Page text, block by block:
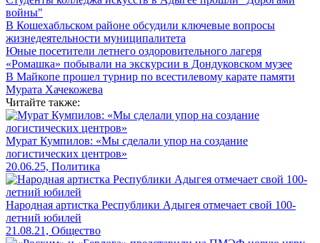
войны"
В Кошехабльском районе обсудили ключевые вопросы
жизнедеятельности муниципалитета
Юные посетители летнего оздоровительного лагеря
«Ромашка» побывали на экскурсии в Дондуковском музее
В Майкопе прошел турнир по всестилевому карате памяти
Мурата Хачекожева
Читайте также:
Мурат Кумпилов: «Мы сделали упор на создание
логистических центров»
20.06.25, Политика
Народная артистка Республики Адыгея отмечает свой 100-
летний юбилей
21.08.21, Общество